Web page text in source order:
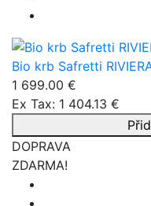
Bio krb Safretti
1 699.00 €
Ex Tax: 1 404.13 €
DOPRAVA
ZDARMA!